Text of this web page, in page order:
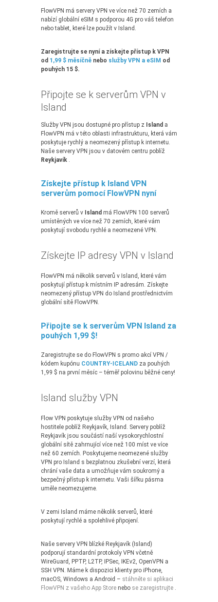
FlowVPN má servery VPN ve více než 70 zemích a
nabízí globální eSIM s podporou 4G pro váš telefon
nebo tablet, které lze použít v Island.
Zaregistrujte se nyní a získejte přístup k VPN
od 1,99 $ měsíčně nebo služby VPN a eSIM od
pouhých 15 $.
Připojte se k serverům VPN v
Island
Služby VPN jsou dostupné pro přístup z Island a
FlowVPN má v této oblasti infrastrukturu, která vám
poskytuje rychlý a neomezený přístup k internetu.
Naše servery VPN jsou v datovém centru poblíž
Reykjavík .
Získejte přístup k Island VPN
serverům pomocí FlowVPN nyní
Kromě serverů v Island má FlowVPN 100 serverů
umístěných ve více než 70 zemích, které vám
poskytují svobodu rychlé a neomezené VPN.
Získejte IP adresy VPN v Island
FlowVPN má několik serverů v Island, které vám
poskytují přístup k místním IP adresám. Získejte
neomezený přístup VPN do Island prostřednictvím
globální sítě FlowVPN.
Připojte se k serverům VPN Island za
pouhých 1,99 $!
Zaregistrujte se do FlowVPN s promo akcí VPN /
kódem kupónu COUNTRY-ICELAND za pouhých
1,99 $ na první měsíc – téměř polovinu běžné ceny!
Island služby VPN
Flow VPN poskytuje služby VPN od našeho
hostitele poblíž Reykjavík, Island. Servery poblíž
Reykjavík jsou součástí naší vysokorychlostní
globální sítě zahrnující více než 100 míst ve více
než 60 zemích. Poskytujeme neomezené služby
VPN pro Island s bezplatnou zkušební verzí, která
chrání vaše data a umožňuje vám soukromý a
bezpečný přístup k internetu. Vaši šířku pásma
uměle neomezujeme.
V zemi Island máme několik serverů, které
poskytují rychlé a spolehlivé připojení.
Naše servery VPN blízké Reykjavík (Island)
podporují standardní protokoly VPN včetně
WireGuard, PPTP, L2TP, IPSec, IKEv2, OpenVPN a
SSH VPN. Máme k dispozici klienty pro iPhone,
macOS, Windows a Android – stáhněte si aplikaci
FlowVPN z vašeho App Store nebo se zaregistrujte .